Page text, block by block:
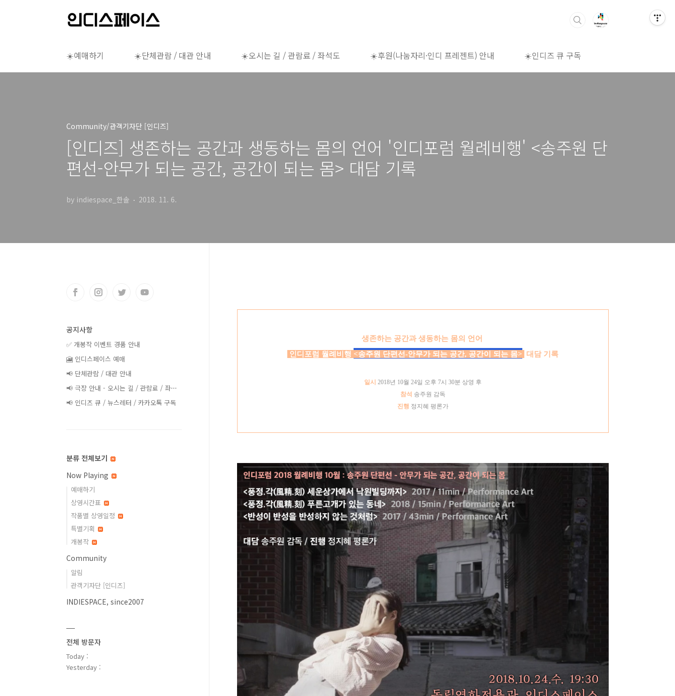
☀️예매하기 ☀️단체관람 / 대관 안내 ☀️오시는 길 / 관람료 / 좌석도 ☀️후원(나눔자리·인디 프레젠트) 안내 ☀️인디즈 큐 구독
Community/관객기자단 [인디즈]
[인디즈] 생존하는 공간과 생동하는 몸의 언어 '인디포럼 월례비행' <송주원 단
편선-안무가 되는 공간, 공간이 되는 몸> 대담 기록
by indiespace_한솔 2018. 11. 6.
생존하는 공간과 생동하는 몸의 언어
인디포럼 월례비행 <송주원 단편선-안무가 되는 공간, 공간이 되는 몸> 대담 기록
일시 2018년 10월 24일 오후 7시 30분 상영 후
참석 송주원 감독
진행 정지혜 평론가
공지사항
✅ 개봉작 이벤트 경품 안내
🎦 인디스페이스 예매
📢 단체관람 / 대관 안내
📢 극장 안내 - 오시는 길 / 관람료 / 좌⋯
📢 인디즈 큐 / 뉴스레터 / 카카오톡 구독
분류 전체보기
Now Playing
예매하기
상영시간표
작품별 상영일정
특별기획
개봉작
Community
알림
관객기자단 [인디즈]
INDIESPACE, since2007
전체 방문자
Today :
Yesterday :